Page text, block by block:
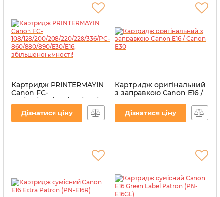
Картридж PRINTERMAYIN
Canon FC-
108/128/200/208/220/228/336/PC-
860/880/890/E30/E16,
збільшеної ємності!
Дізнатися ціну
Картридж оригінальний
з заправкою Canon E16 /
Canon E30
Артикул: vostE16 _E30
Дізнатися ціну